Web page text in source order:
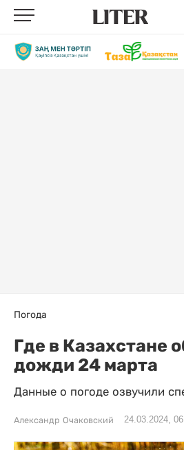
Погода
Где в Казахстане
дожди 24 марта
Данные о погоде озвучили
Александр Очаковский 24.03.2024,